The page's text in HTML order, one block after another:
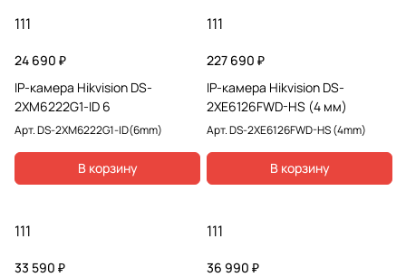
111
24 690 ₽
IP-камера Hikvision DS-
2XM6222G1-ID 6
Арт.DS-2XM6222G1-ID(6mm)
В корзину
111
227 690 ₽
IP-камера Hikvision DS-
2XE6126FWD-HS (4 мм)
Арт.DS-2XE6126FWD-HS (4mm)
В корзину
111
33 590 ₽
111
36 990 ₽